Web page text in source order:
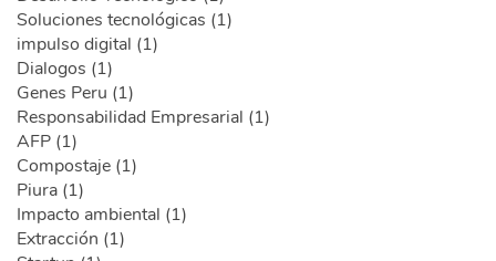
Soluciones tecnológicas (1)
impulso digital (1)
Dialogos (1)
Genes Peru (1)
Responsabilidad Empresarial (1)
AFP (1)
Compostaje (1)
Piura (1)
Impacto ambiental (1)
Extracción (1)